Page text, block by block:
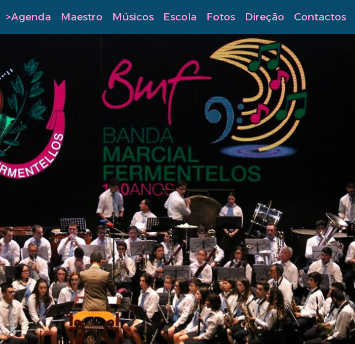
>Agenda Maestro Músicos Escola Fotos Direção Contactos